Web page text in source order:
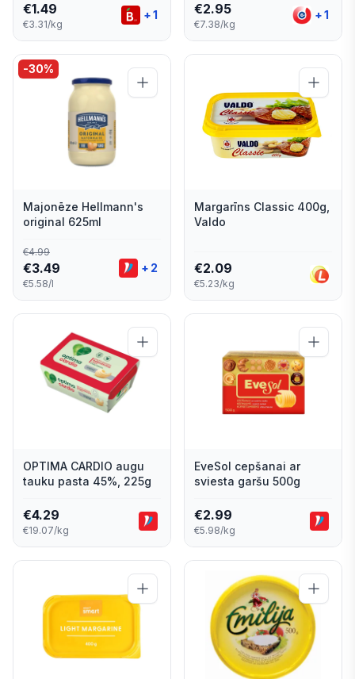
€1.49
€3.31/kg
+1 €2.95
€7.38/kg
+1
-30%
Majonēze Hellmann's
original 625ml
€4.99
€3.49
€5.58/l
+ 2
Margarīns Classic 400g,
Valdo
€2.09
€5.23/kg
OPTIMA CARDIO augu
tauku pasta 45%, 225g
€4.29
€19.07/kg
EveSol cepšanai ar
sviesta garšu 500g
€2.99
€5.98/kg